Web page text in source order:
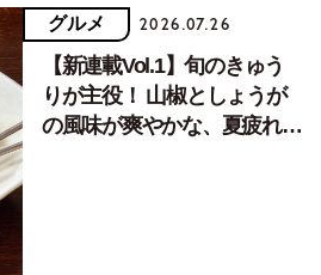
グルメ 2026.07.26
【新連載Vol.1】旬のきゅう
りが主役！ 山椒としょうが
の風味が爽やかな、夏疲れを